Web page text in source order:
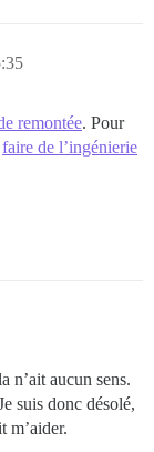
remontée. Pour
faire de l’ingénierie
n’ait aucun sens.
suis donc désolé,
m’aider.